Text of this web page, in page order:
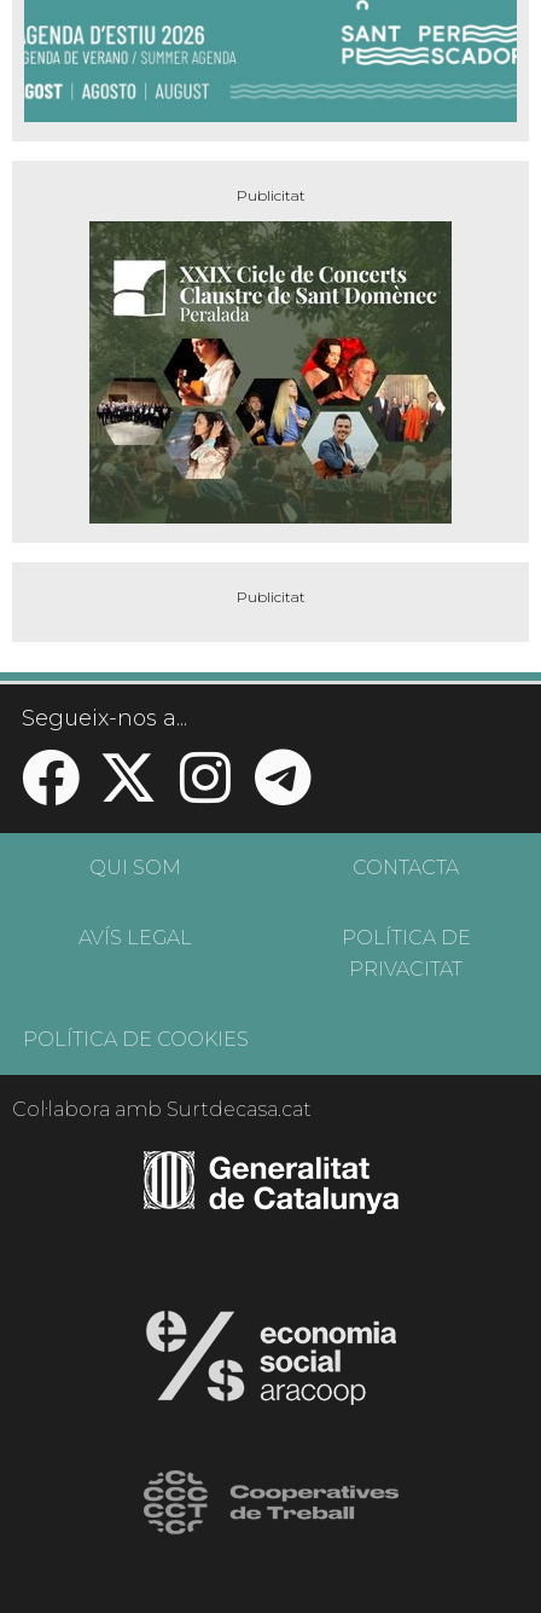
Segueix-nos a...
QUI SOM CONTACTA
AVÍS LEGAL
POLÍTICA DE
PRIVACITAT
POLÍTICA DE COOKIES
Col·labora amb Surtdecasa.cat